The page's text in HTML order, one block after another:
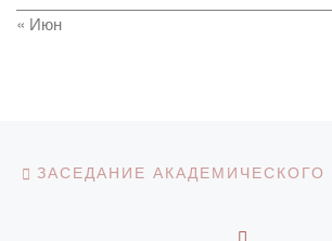
« Июн
Навигация по